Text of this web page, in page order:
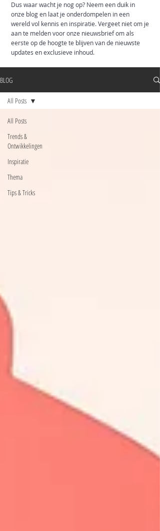
Dus waar wacht je nog op? Neem een duik in
onze blog en laat je onderdompelen in een
wereld vol kennis en inspiratie. Vergeet niet om je
aan te melden voor onze nieuwsbrief om als
eerste op de hoogte te blijven van de nieuwste
updates en exclusieve inhoud.
BLOG
All Posts
Trends &
Ontwikkelingen
Inspiratie
Thema
Tips & Tricks
All Posts